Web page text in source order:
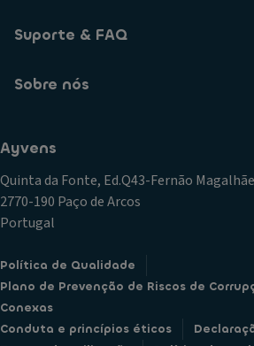
Suporte & FAQ
Sobre nós
Ayvens
Quinta da Fonte, Ed.Q43-Fernão
2770-190 Paço de Arcos
Portugal
Política de Qualidade
Plano de Prevenção de Riscos de
Conexas
Conduta e princípios éticos